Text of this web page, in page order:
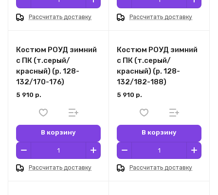
Рассчитать доставку Рассчитать доставку
Костюм РОУД зимний
с ПК (т.серый/
красный) (р. 128-
132/170-176)
5 910 р.
В корзину
Рассчитать доставку
Костюм РОУД зимний
с ПК (т.серый/
красный) (р. 128-
132/182-188)
5 910 р.
В корзину
Рассчитать доставку